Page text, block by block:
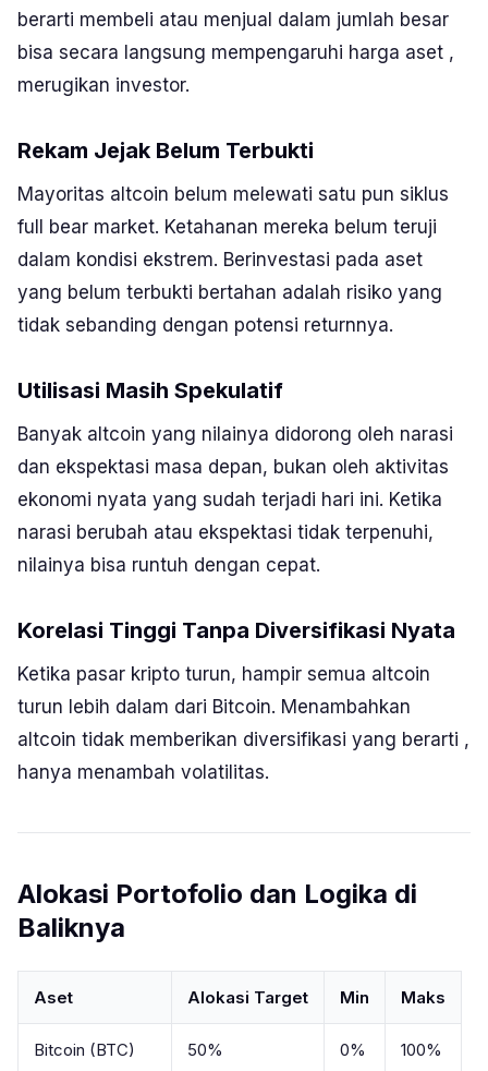
berarti membeli atau menjual dalam jumlah besar
bisa secara langsung mempengaruhi harga aset ,
merugikan investor.
Rekam Jejak Belum Terbukti
Mayoritas altcoin belum melewati satu pun siklus
full bear market. Ketahanan mereka belum teruji
dalam kondisi ekstrem. Berinvestasi pada aset
yang belum terbukti bertahan adalah risiko yang
tidak sebanding dengan potensi returnnya.
Utilisasi Masih Spekulatif
Banyak altcoin yang nilainya didorong oleh narasi
dan ekspektasi masa depan, bukan oleh aktivitas
ekonomi nyata yang sudah terjadi hari ini. Ketika
narasi berubah atau ekspektasi tidak terpenuhi,
nilainya bisa runtuh dengan cepat.
Korelasi Tinggi Tanpa Diversifikasi Nyata
Ketika pasar kripto turun, hampir semua altcoin
turun lebih dalam dari Bitcoin. Menambahkan
altcoin tidak memberikan diversifikasi yang berarti ,
hanya menambah volatilitas.
Alokasi Portofolio dan Logika di
Baliknya
Aset Alokasi Target Min Maks
Bitcoin (BTC) 50% 0% 100%